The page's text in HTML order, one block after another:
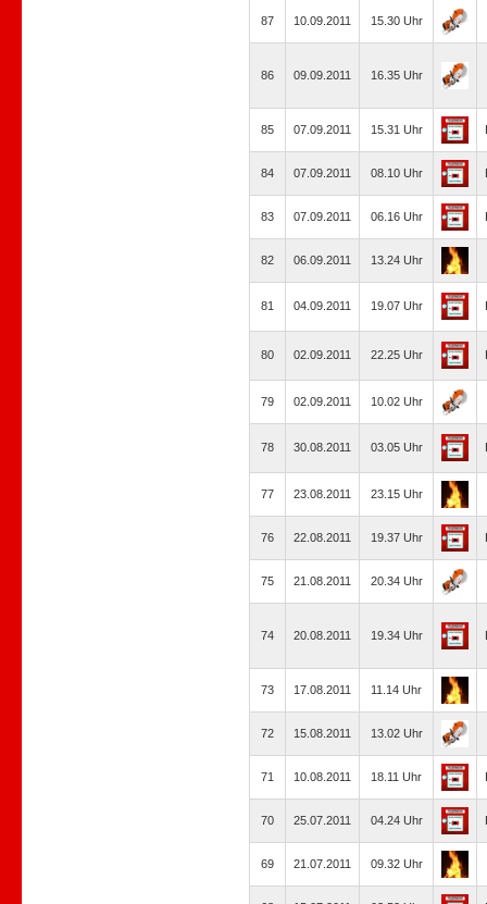
87 10.09.2011 15.30 Uhr
86 09.09.2011 16.35 Uhr
85 07.09.2011 15.31 Uhr
84 07.09.2011 08.10 Uhr
83 07.09.2011 06.16 Uhr
82 06.09.2011 13.24 Uhr
81 04.09.2011 19.07 Uhr
80 02.09.2011 22.25 Uhr
79 02.09.2011 10.02 Uhr
78 30.08.2011 03.05 Uhr
77 23.08.2011 23.15 Uhr
76 22.08.2011 19.37 Uhr
75 21.08.2011 20.34 Uhr
74 20.08.2011 19.34 Uhr
73 17.08.2011 11.14 Uhr
72 15.08.2011 13.02 Uhr
71 10.08.2011 18.11 Uhr
70 25.07.2011 04.24 Uhr
69 21.07.2011 09.32 Uhr